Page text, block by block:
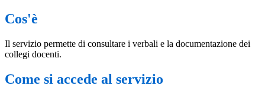
Cos'è
Il servizio permette di consultare i verbali e la documentazione dei
collegi docenti.
Come si accede al servizio